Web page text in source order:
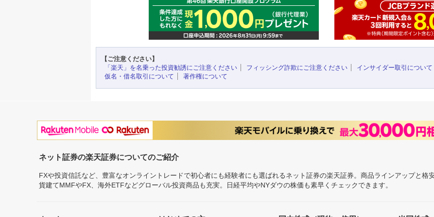
【ご注意ください】
「楽天」を名乗った投資勧誘にご注意ください
フィッシング詐欺にご注意ください インサイダー取引について
仮名・借名取引について
著作権について
ネット証券の楽天証券についてのご紹介
FXや投資信託など、豊富なオンライントレードで初心者にも経験者にも選ばれるネット証券の楽天証券。商品ラインアップと
貨建てMMFやFX、海外ETFなどグローバル投資商品も充実。日経平均やNYダウの株価も素早くチェックできます。